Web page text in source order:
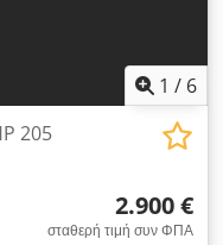
1 / 6
205
2.900 €
σταθερή τιμή συν ΦΠΑ